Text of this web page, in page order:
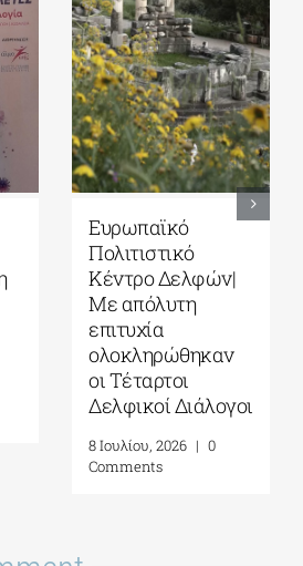
Ευρωπαϊκό
Πολιτιστικό
Κέντρο Δελφών|
Με απόλυτη
επιτυχία
ολοκληρώθηκαν
οι Τέταρτοι
Δελφικοί Διάλογοι
8 Ιουλίου, 2026 | 0
Comments